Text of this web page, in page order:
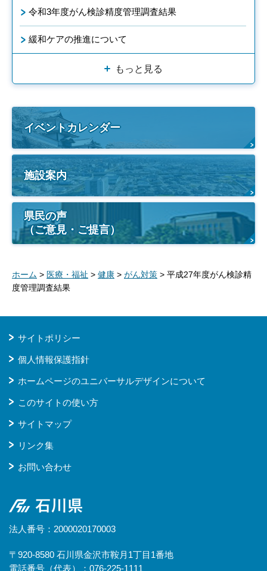
令和3年度がん検診精度管理調査結果
緩和ケアの推進について
もっと見る
イベントカレンダー
施設案内
県民の声
（ご意見・ご提言）
ホーム > 医療・福祉 > 健康 > がん対策 > 平成27年度がん検診精
度管理調査結果
サイトポリシー
個人情報保護指針
ホームページのユニバーサルデザインについて
このサイトの使い方
サイトマップ
リンク集
お問い合わせ
石川県
法人番号：2000020170003
〒920-8580 石川県金沢市鞍月1丁目1番地
電話番号（代表）：076-225-1111